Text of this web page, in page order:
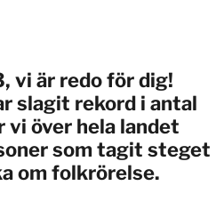
vi är redo för dig!
slagit rekord i antal
vi över hela landet
som tagit steget
om folkrörelse.